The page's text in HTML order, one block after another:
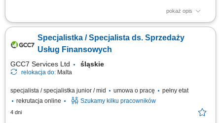
pokaż opis
Twoje zadania: Prowadzenie rozmów telefonicznych z klientami
edukacją finansową. Budowanie trwałych relacji z klientami i rozwijanie
współpracy z partnerami biznesowymi. Realizacja planów
Specjalistka / Specjalista ds. Sprzedaży
Usług Finansowych
GCC7 Services Ltd śląskie
relokacja do: Malta
specjalista / specjalistka junior / mid umowa o pracę
pełny etat
rekrutacja online
Szukamy kilku pracowników
4 dni